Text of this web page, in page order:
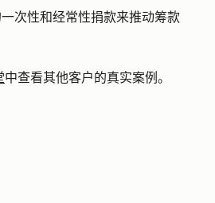
次性和经常性捐款来推动筹款
中查看其他客户的真实案例。